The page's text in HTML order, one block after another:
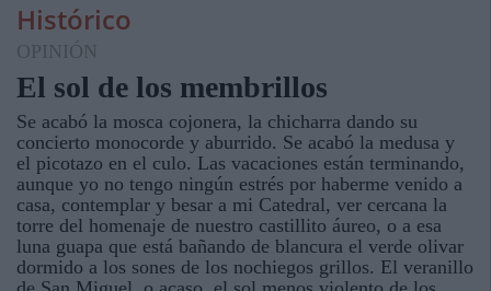
Histórico
OPINIÓN
El sol de los membrillos
Se acabó la mosca cojonera, la chicharra dando su
concierto monocorde y aburrido. Se acabó la medusa y
el picotazo en el culo. Las vacaciones están terminando,
aunque yo no tengo ningún estrés por haberme venido a
casa, contemplar y besar a mi Catedral, ver cercana la
torre del homenaje de nuestro castillito áureo, o a esa
luna guapa que está bañando de blancura el verde olivar
dormido a los sones de los nochiegos grillos. El veranillo